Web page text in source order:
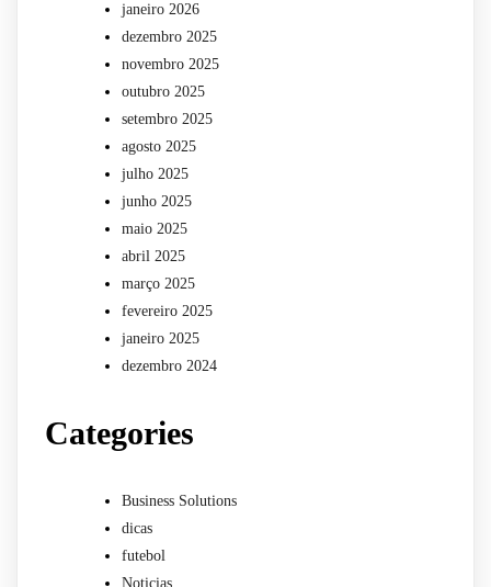
janeiro 2026
dezembro 2025
novembro 2025
outubro 2025
setembro 2025
agosto 2025
julho 2025
junho 2025
maio 2025
abril 2025
março 2025
fevereiro 2025
janeiro 2025
dezembro 2024
Categories
Business Solutions
dicas
futebol
Noticias